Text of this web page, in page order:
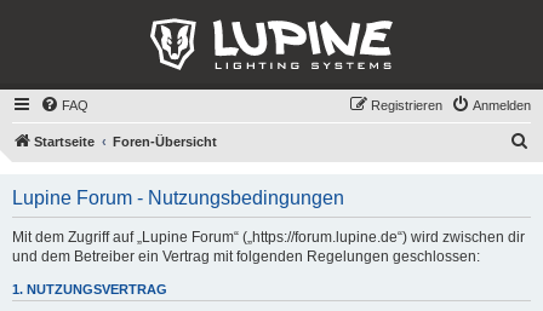
FAQ Anmelden
Registrieren
Startseite Foren-Übersicht
Lupine Forum - Nutzungsbedingungen
Mit dem Zugriff auf „Lupine Forum“ („https://forum.lupine.de“) wird zwischen dir
und dem Betreiber ein Vertrag mit folgenden Regelungen geschlossen:
1. NUTZUNGSVERTRAG